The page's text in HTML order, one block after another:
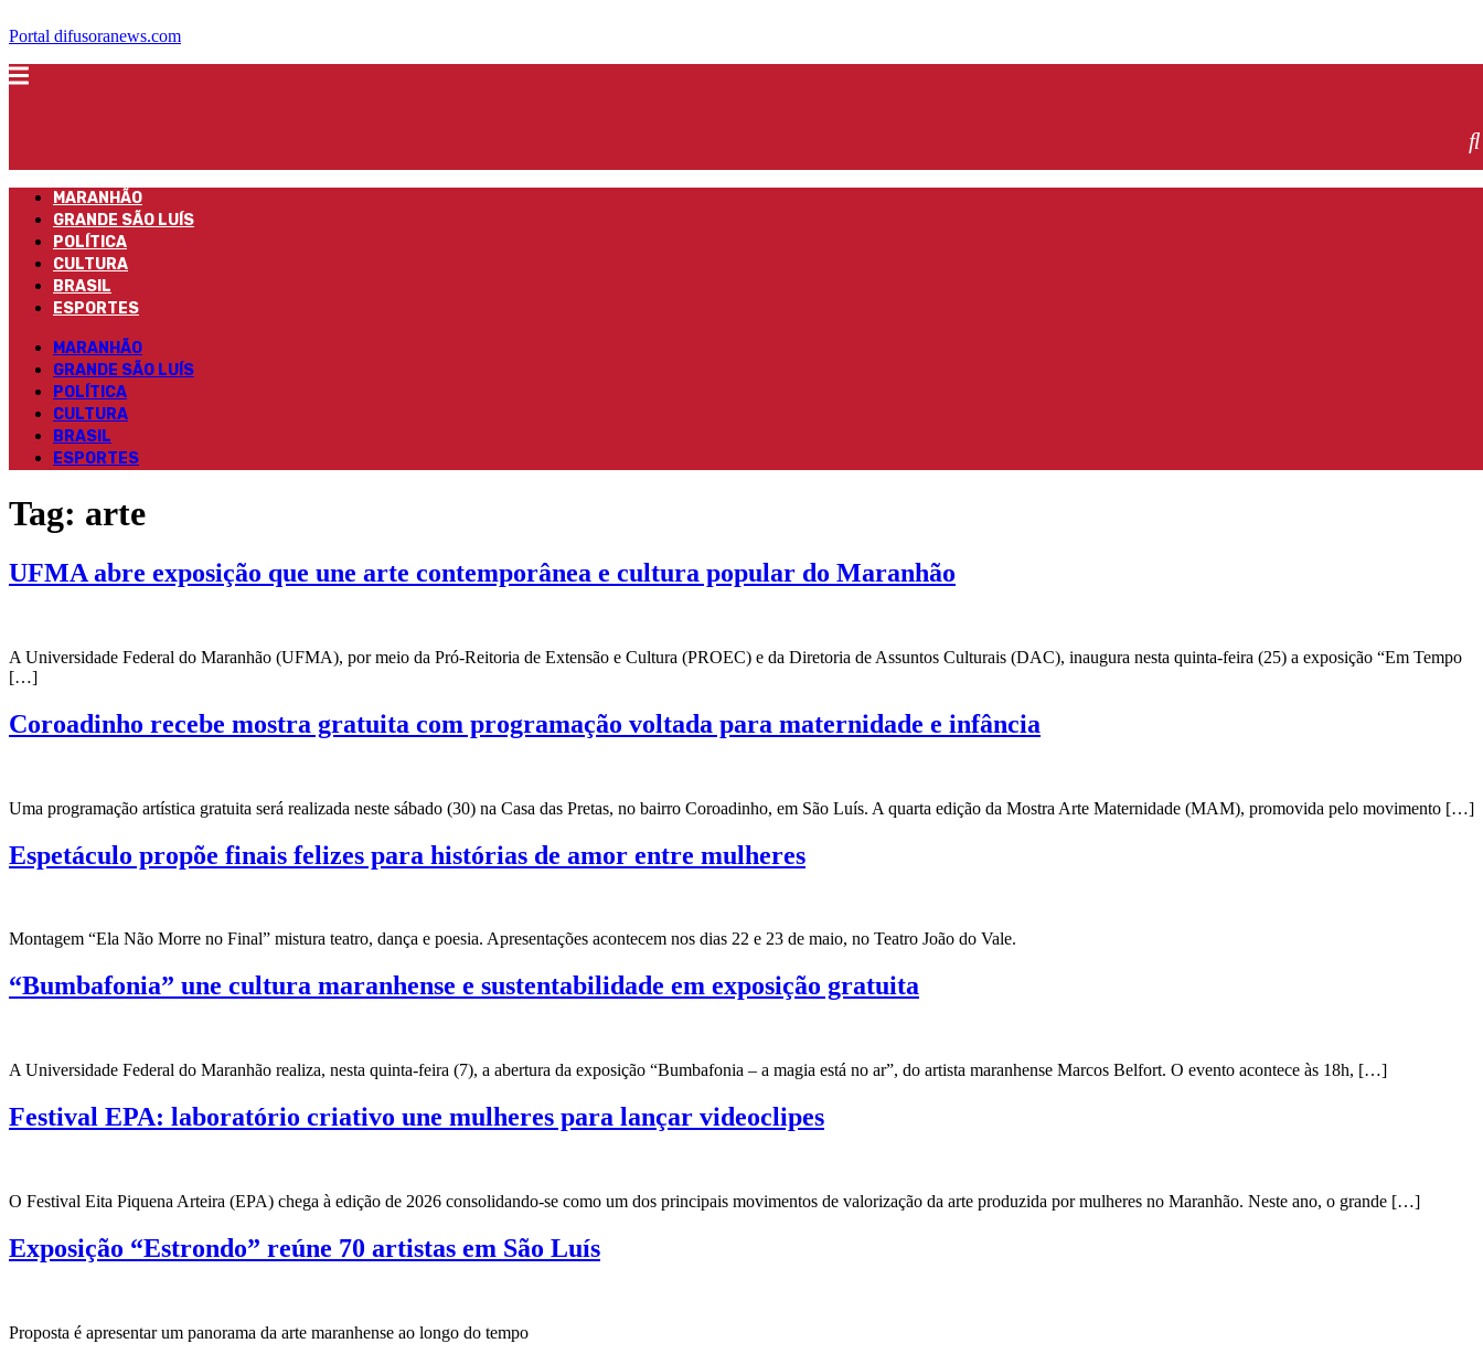
Portal difusoranews.com
MARANHÃO
GRANDE SÃO LUÍS
POLÍTICA
CULTURA
BRASIL
ESPORTES
MARANHÃO
GRANDE SÃO LUÍS
POLÍTICA
CULTURA
BRASIL
ESPORTES
Tag: arte
UFMA abre exposição que une arte contemporânea e cultura popular do Maranhão
A Universidade Federal do Maranhão (UFMA), por meio da Pró-Reitoria de Extensão e Cultura (PROEC) e da Diretoria de Assuntos Culturais (DAC), inaugura nesta quinta-feira (25) a exposição “Em Tempo
[…]
Coroadinho recebe mostra gratuita com programação voltada para maternidade e infância
Uma programação artística gratuita será realizada neste sábado (30) na Casa das Pretas, no bairro Coroadinho, em São Luís. A quarta edição da Mostra Arte Maternidade (MAM), promovida pelo movimento […]
Espetáculo propõe finais felizes para histórias de amor entre mulheres
Montagem “Ela Não Morre no Final” mistura teatro, dança e poesia. Apresentações acontecem nos dias 22 e 23 de maio, no Teatro João do Vale.
“Bumbafonia” une cultura maranhense e sustentabilidade em exposição gratuita
A Universidade Federal do Maranhão realiza, nesta quinta-feira (7), a abertura da exposição “Bumbafonia – a magia está no ar”, do artista maranhense Marcos Belfort. O evento acontece às 18h, […]
Festival EPA: laboratório criativo une mulheres para lançar videoclipes
O Festival Eita Piquena Arteira (EPA) chega à edição de 2026 consolidando-se como um dos principais movimentos de valorização da arte produzida por mulheres no Maranhão. Neste ano, o grande […]
Exposição “Estrondo” reúne 70 artistas em São Luís
Proposta é apresentar um panorama da arte maranhense ao longo do tempo